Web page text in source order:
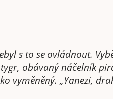
s to se ovládnout.
obávaný náčelník
vyměněný. „Yanezi,